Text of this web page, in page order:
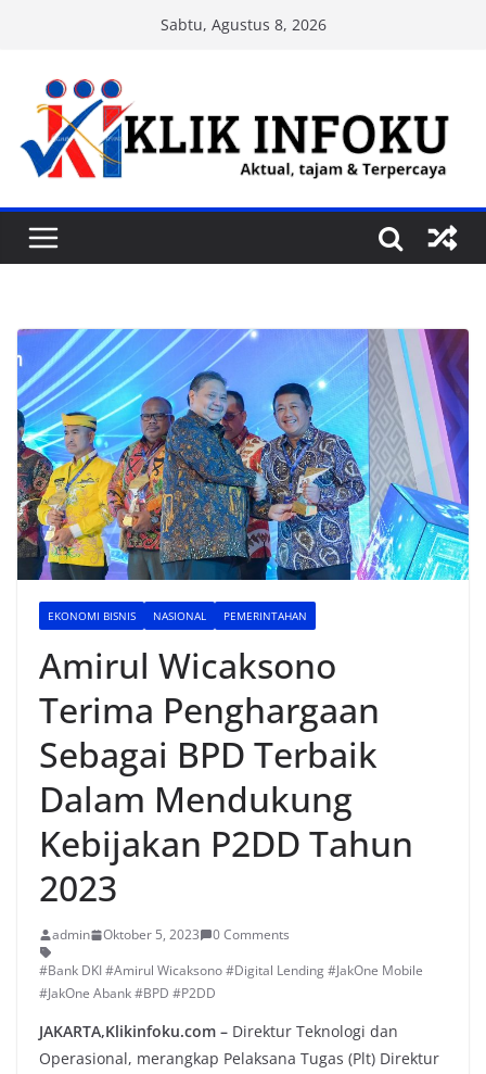
content
Sabtu, Agustus 8, 2026
EKONOMI BISNIS NASIONAL PEMERINTAHAN
Amirul Wicaksono
Terima Penghargaan
Sebagai BPD Terbaik
Dalam Mendukung
Kebijakan P2DD Tahun
2023
admin Oktober 5, 2023
0 Comments
#Bank DKI #Amirul Wicaksono #Digital Lending #JakOne Mobile
#JakOne Abank #BPD #P2DD
JAKARTA,Klikinfoku.com – Direktur Teknologi dan
Operasional, merangkap Pelaksana Tugas (Plt) Direktur